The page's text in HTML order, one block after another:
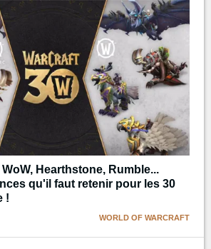
Hearthstone, Rumble...
qu'il faut retenir pour les 30
!
WORLD OF WARCRAFT